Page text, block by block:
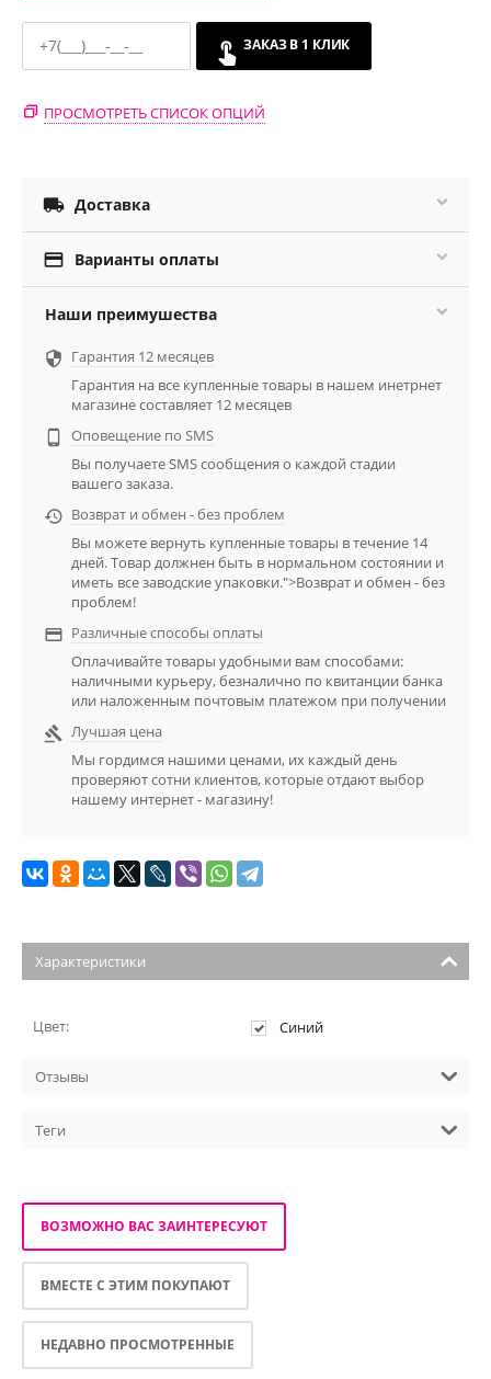
ЗАКАЗ В 1 КЛИК
ПРОСМОТРЕТЬ СПИСОК ОПЦИЙ
 Доставка
 Варианты оплаты
Наши преимушества
 Гарантия 12 месяцев
Гарантия на все купленные товары в нашем инетрнет
магазине составляет 12 месяцев

Оповещение по SMS
Вы получаете SMS сообщения о каждой стадии
вашего заказа.
 Возврат и обмен - без проблем
Вы можете вернуть купленные товары в течение 14
дней. Товар должнен быть в нормальном состоянии и
иметь все заводские упаковки.">Возврат и обмен - без
проблем!
 Различные способы оплаты
Оплачивайте товары удобными вам способами:
наличными курьеру, безналично по квитанции банка
или наложенным почтовым платежом при получении

Лучшая цена
Мы гордимся нашими ценами, их каждый день
проверяют сотни клиентов, которые отдают выбор
нашему интернет - магазину!
Характеристики
Цвет: Синий
Отзывы
Теги
ВОЗМОЖНО ВАС ЗАИНТЕРЕСУЮТ
ВМЕСТЕ С ЭТИМ ПОКУПАЮТ
НЕДАВНО ПРОСМОТРЕННЫЕ